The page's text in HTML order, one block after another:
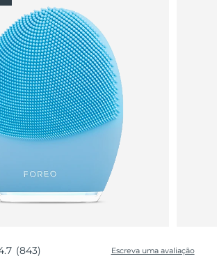
(843) Escreva uma avaliação